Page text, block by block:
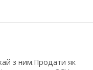
з ним.Продати як